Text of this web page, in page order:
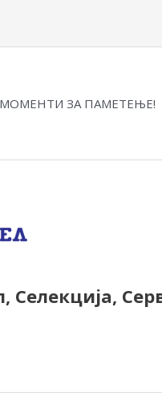
ЗА ПАМЕТЕЊЕ!
Селекција,